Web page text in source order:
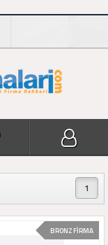
1
BRONZ FİRMA